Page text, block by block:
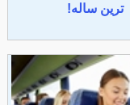
ترین ساله!